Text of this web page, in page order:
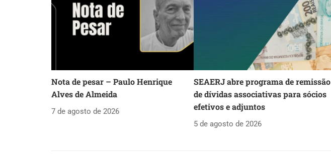
Nota de pesar – Paulo Henrique
Alves de Almeida
7 de agosto de 2026
SEAERJ abre programa de remissão
de dívidas associativas para sócios
efetivos e adjuntos
5 de agosto de 2026